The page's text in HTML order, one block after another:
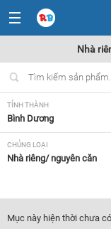
Nhà
TỈNH THÀNH
Bình Dương
CHỦNG LOẠI
Nhà riêng/ nguyên căn
Tất cả
SỐ PHÒNG NGỦ
Mục này hiện thời chưa